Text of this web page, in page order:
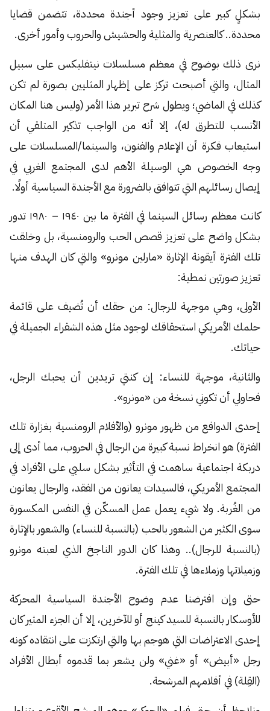
بشكلٍ كبير على تعزيز وجود أجندة محددة، تتضمن قضايا
محددة.. كالعنصرية والمثلية والحشيش والحروب وأمور أخرى.
نرى ذلك بوضوح في معظم مسلسلات نيتفليكس على سبيل
المثال، والتي أصبحت تركز على إظهار المثليين بصورة لم تكن
كذلك في الماضي؛ ويطول شرح تبرير هذا الأمر (وليس هنا المكان
الأنسب للتطرق له)، إلا أنه من الواجب تذكير المتلقي أن
استيعاب فكرة أن الإعلام والفنون، والسينما/المسلسلات على
وجه الخصوص هي الوسيلة الأهم لدى المجتمع الغربي في
إيصال رسائلهم التي تتوافق بالضرورة مع الأجندة السياسية أولًا.
كانت معظم رسائل السينما في الفترة ما بين ١٩٤٠ – ١٩٨٠ تدور
بشكل واضح على تعزيز قصص الحب والرومنسية، بل وخلقت
تلك الفترة أيقونة الإثارة «مارلين مونرو» والتي كان الهدف منها
تعزيز صورتين نمطية:
الأولى، وهي موجهة للرجال: من حقك أن تُضيف على قائمة
حلمك الأمريكي استحقاقك لوجود مثل هذه الشقراء الجميلة في
حياتك.
والثانية، موجهة للنساء: إن كنتي تريدين أن يحبك الرجل،
فحاولي أن تكوني نسخة من «مونرو».
إحدى الدوافع من ظهور مونرو (والأفلام الرومنسية بغزارة تلك
الفترة) هو انخراط نسبة كبيرة من الرجال في الحروب، مما أدى إلى
دربكة اجتماعية ساهمت في التأثير بشكل سلبي على الأفراد في
المجتمع الأمريكي، فالسيدات يعانون من الفقد، والرجال يعانون
من الغُربة. ولا شيء يعمل عمل المسكّن في النفس المكسورة
سوى الكثير من الشعور بالحب (بالنسبة للنساء) والشعور بالإثارة
(بالنسبة للرجال).. وهذا كان الدور الناجخ الذي لعبته مونرو
وزميلاتها وزملاءها في تلك الفترة.
حتى وإن افترضنا عدم وضوح الأجندة السياسية المحركة
للأوسكار بالنسبة للسيد كينج أو للآخرين، إلا أن الجزء المثير كان
إحدى الاعتراضات التي هوجم بها والتي ارتكزت على انتقاده كونه
رجل «أبيض» أو «غني» ولن يشعر بما قدموه أبطال الأفراد
(القِلة) في أفلامهم المرشحة.